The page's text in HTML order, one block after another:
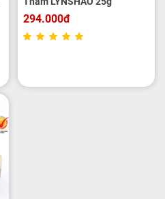
294.000đ